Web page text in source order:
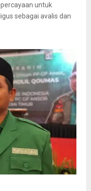
untuk
sebagai avalis dan